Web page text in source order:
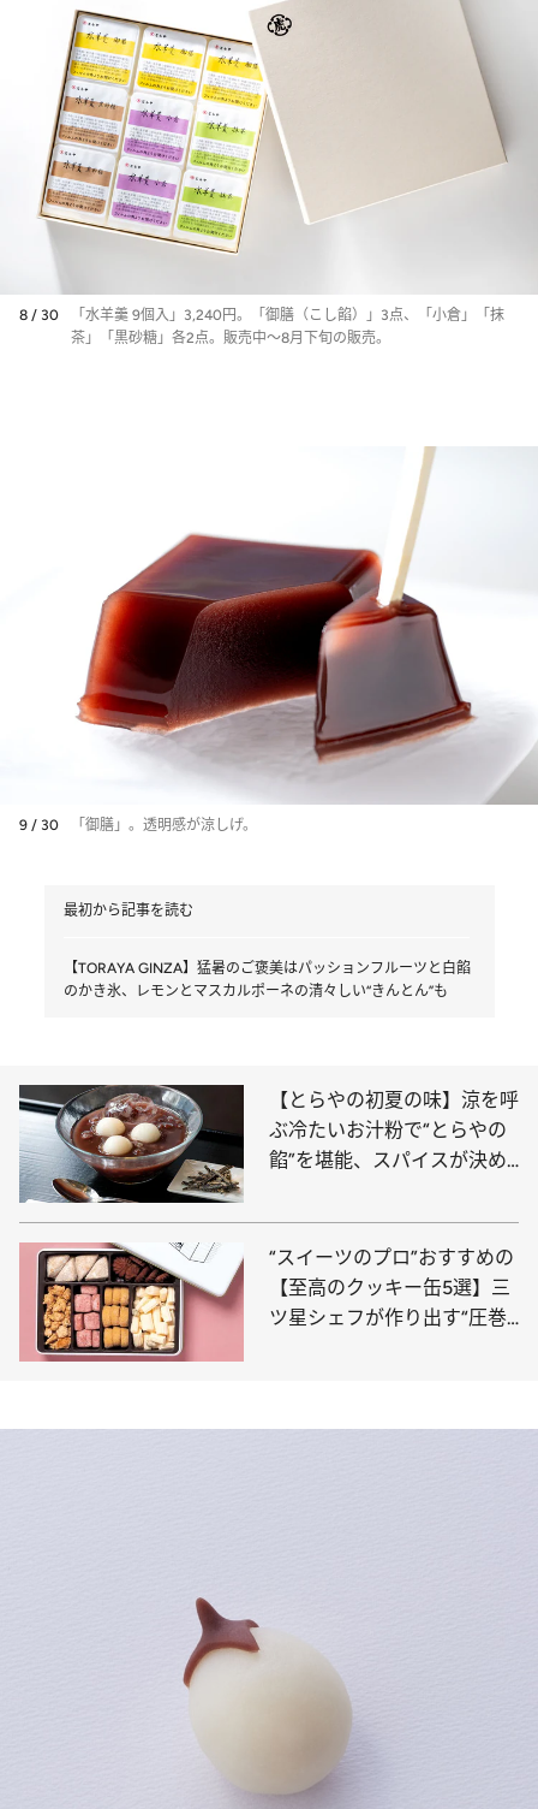
8 / 30
「水羊羹 9個入」3,240円。「御膳（こし餡）」3点、「小倉」「抹
茶」「黒砂糖」各2点。販売中～8月下旬の販売。
9 / 30 「御膳」。透明感が涼しげ。
最初から記事を読む
【TORAYA GINZA】猛暑のご褒美はパッションフルーツと白餡
のかき氷、レモンとマスカルポーネの清々しい“きんとん”も
【とらやの初夏の味】涼を呼
ぶ冷たいお汁粉で“とらやの
餡”を堪能、スパイスが決め
ィンブラ”の風味が新鮮
“スイーツのプロ”おすすめの
【至高のクッキー缶5選】三
ツ星シェフが作り出す“圧巻